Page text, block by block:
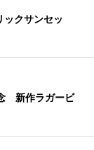
ックサンセッ
新作ラガービ